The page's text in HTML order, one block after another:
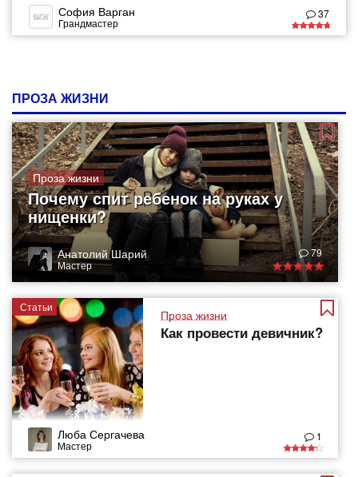
София Варган
Грандмастер
37
ПРОЗА ЖИЗНИ
Проза жизни
Почему спит ребенок на руках у
нищенки?
Анатолий Шарий
Мастер
79
Статьи
Проза жизни
Как провести девичник?
Люба Сергачева
Мастер
1